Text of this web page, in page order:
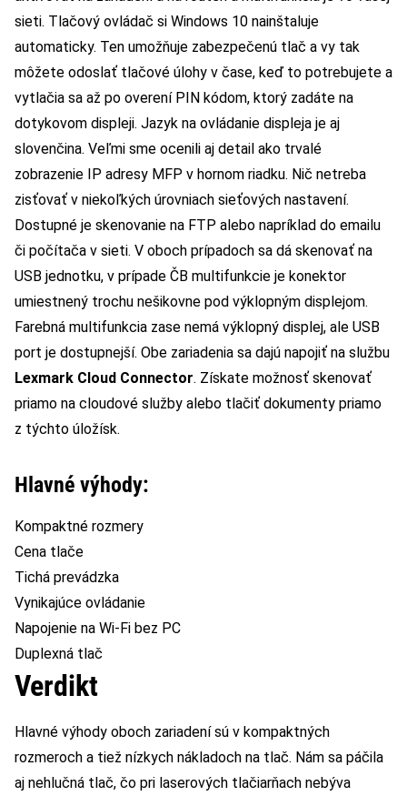
sieti. Tlačový ovládač si Windows 10 nainštaluje
automaticky. Ten umožňuje zabezpečenú tlač a vy tak
môžete odoslať tlačové úlohy v čase, keď to potrebujete a
vytlačia sa až po overení PIN kódom, ktorý zadáte na
dotykovom displeji. Jazyk na ovládanie displeja je aj
slovenčina. Veľmi sme ocenili aj detail ako trvalé
zobrazenie IP adresy MFP v hornom riadku. Nič netreba
zisťovať v niekoľkých úrovniach sieťových nastavení.
Dostupné je skenovanie na FTP alebo napríklad do emailu
či počítača v sieti. V oboch prípadoch sa dá skenovať na
USB jednotku, v prípade ČB multifunkcie je konektor
umiestnený trochu nešikovne pod výklopným displejom.
Farebná multifunkcia zase nemá výklopný displej, ale USB
port je dostupnejší. Obe zariadenia sa dajú napojiť na službu
Lexmark Cloud Connector. Získate možnosť skenovať
priamo na cloudové služby alebo tlačiť dokumenty priamo
z týchto úložísk.
Hlavné výhody:
Kompaktné rozmery
Cena tlače
Tichá prevádzka
Vynikajúce ovládanie
Napojenie na Wi-Fi bez PC
Duplexná tlač
Verdikt
Hlavné výhody oboch zariadení sú v kompaktných
rozmeroch a tiež nízkych nákladoch na tlač. Nám sa páčila
aj nehlučná tlač, čo pri laserových tlačiarňach nebýva